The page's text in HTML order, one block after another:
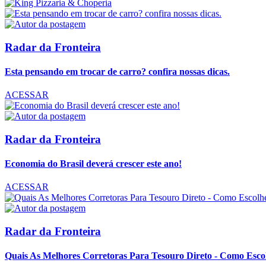
Radar da Fronteira
Esta pensando em trocar de carro? confira nossas dicas.
ACESSAR
Radar da Fronteira
Economia do Brasil deverá crescer este ano!
ACESSAR
Radar da Fronteira
Quais As Melhores Corretoras Para Tesouro Direto - Como